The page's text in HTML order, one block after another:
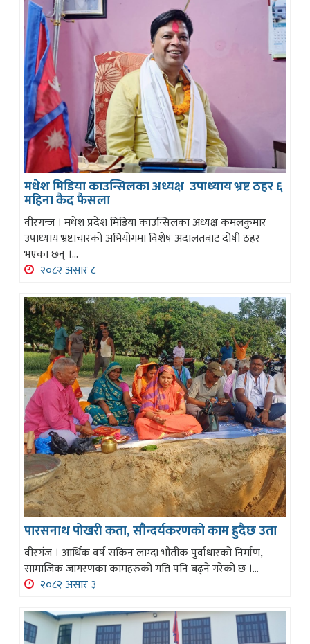
मधेश मिडिया काउन्सिलका अध्यक्ष उपाध्याय भ्रष्ट ठहर ६
महिना कैद फैसला
वीरगन्ज । मधेश प्रदेश मिडिया काउन्सिलका अध्यक्ष कमलकुमार
उपाध्याय भ्रष्टाचारको अभियोगमा विशेष अदालतबाट दोषी ठहर
भएका छन् ।...
२०८२ असार ८
पारसनाथ पोखरी कता, सौन्दर्यकरणको काम हुदैछ उता
वीरगंज । आर्थिक वर्ष सकिन लाग्दा भौतीक पुर्वाधारको निर्माण,
सामाजिक जागरणका कामहरुको गति पनि बढ्ने गरेको छ ।...
२०८२ असार ३